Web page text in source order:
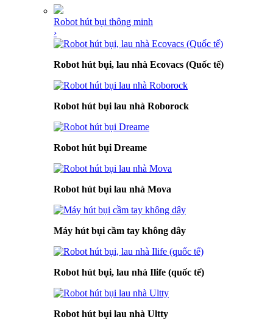
Robot hút bụi thông minh
›
Robot hút bụi, lau nhà Ecovacs (Quốc tế)
Robot hút bụi lau nhà Roborock
Robot hút bụi Dreame
Robot hút bụi lau nhà Mova
Máy hút bụi cầm tay không dây
Robot hút bụi, lau nhà Ilife (quốc tế)
Robot hút bụi lau nhà Ultty